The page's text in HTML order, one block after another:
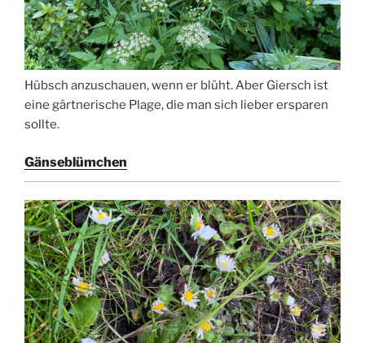
Hübsch anzuschauen, wenn er blüht. Aber Giersch ist
eine gärtnerische Plage, die man sich lieber ersparen
sollte.
Gänseblümchen